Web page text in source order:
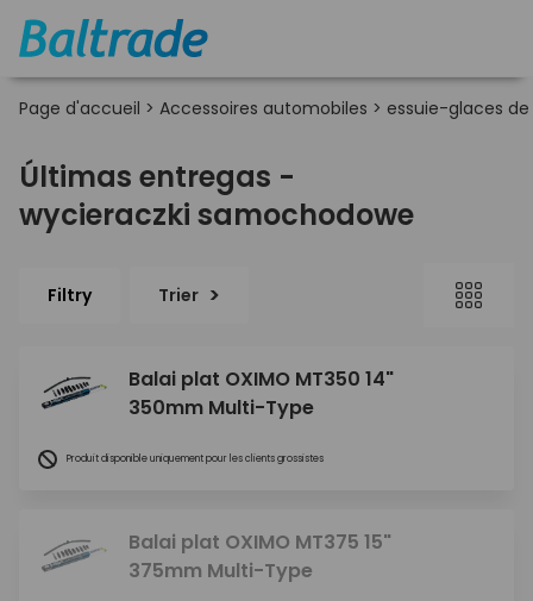
Page d'accueil > Accessoires automobiles > essuie-glaces
Últimas entregas -
wycieraczki samochodowe
Filtry Trier
Balai plat OXIMO MT350 14"
350mm Multi-Type
Produit disponible uniquement pour les clients grossistes
Balai plat OXIMO MT375 15"
375mm Multi-Type